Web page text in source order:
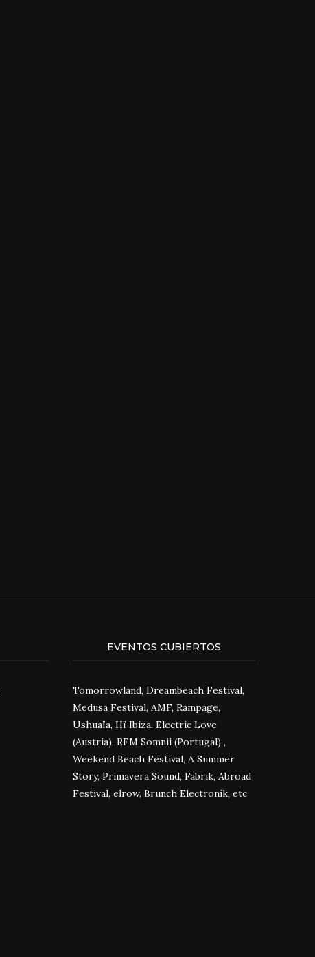
EVENTOS CUBIERTOS
Tomorrowland, Dreambeach Festival,
Medusa Festival, AMF, Rampage,
Ushuaïa, Hï Ibiza, Electric Love
(Austria), RFM Somnii (Portugal) ,
Weekend Beach Festival, A Summer
Story, Primavera Sound, Fabrik, Abroad
Festival, elrow, Brunch Electronik, etc